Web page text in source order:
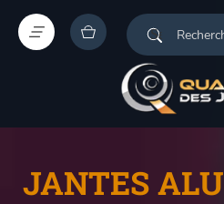
JANTES ALU